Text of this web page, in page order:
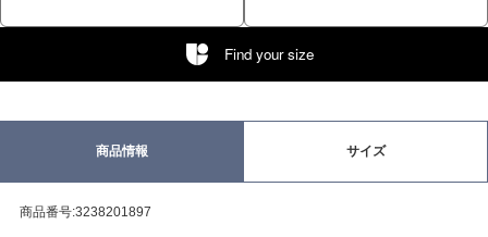
Find your size
商品情報 サイズ
商品番号:3238201897